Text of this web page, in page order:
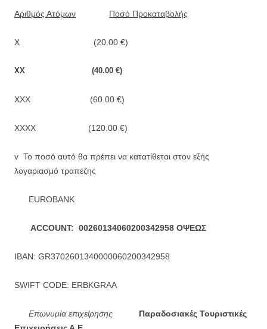
Αριθμός Ατόμων Ποσό Προκαταβολής
Χ (20.00 €)
ΧΧ (40.00 €)
ΧΧΧ (60.00 €)
ΧΧΧΧ (120.00 €)
v Το ποσό αυτό θα πρέπει να κατατίθεται στον εξής
λογαριασμό τραπέζης
EUROBANK
ACCOUNT: 00260134060200342958 ΟΨΕΩΣ
IBAN: GR3702601340000060200342958
SWIFT CODE: ERBKGRAA
Επωνυμία επιχείρησης
Παραδοσιακές Τουριστικές